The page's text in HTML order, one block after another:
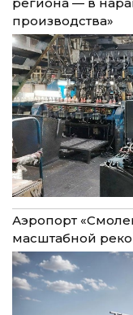
производства»
Аэропорт
масштабной